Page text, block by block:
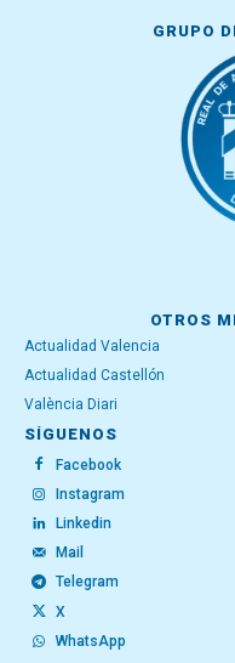
GRUPO
OTROS
Actualidad Valencia
Actualidad Castellón
València Diari
SÍGUENOS
Facebook
Instagram
Linkedin
Mail
Telegram
X
WhatsApp